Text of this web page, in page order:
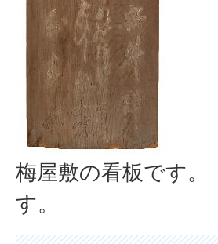
梅屋敷の看板です
す。